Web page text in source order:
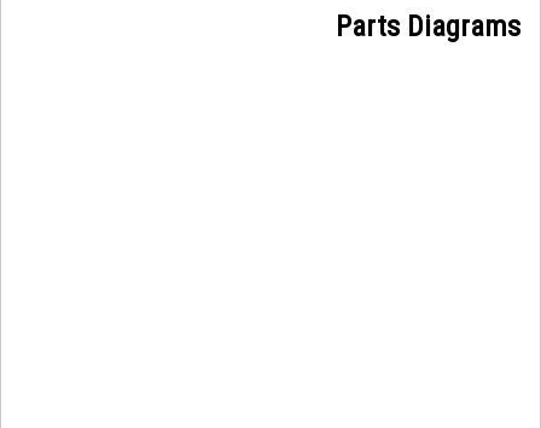
Parts Diagrams